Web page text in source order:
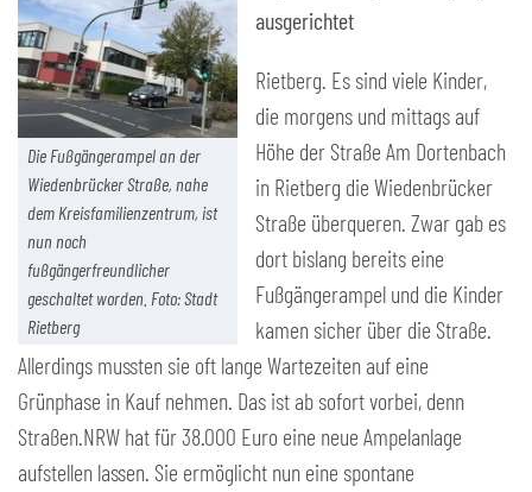
Die Fußgängerampel an der
Wiedenbrücker Straße, nahe
dem Kreisfamilienzentrum, ist
nun noch
fußgängerfreundlicher
geschaltet worden. Foto: Stadt
Rietberg
ausgerichtet
Rietberg. Es sind viele Kinder,
die morgens und mittags auf
Höhe der Straße Am Dortenbach
in Rietberg die Wiedenbrücker
Straße überqueren. Zwar gab es
dort bislang bereits eine
Fußgängerampel und die Kinder
kamen sicher über die Straße.
Allerdings mussten sie oft lange Wartezeiten auf eine
Grünphase in Kauf nehmen. Das ist ab sofort vorbei, denn
Straßen.NRW hat für 38.000 Euro eine neue Ampelanlage
aufstellen lassen. Sie ermöglicht nun eine spontane